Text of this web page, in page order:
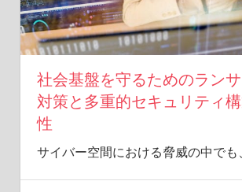
社会基盤を守るためのラン
対策と多重的セキュリティ
性
サイバー空間における脅威の中でも